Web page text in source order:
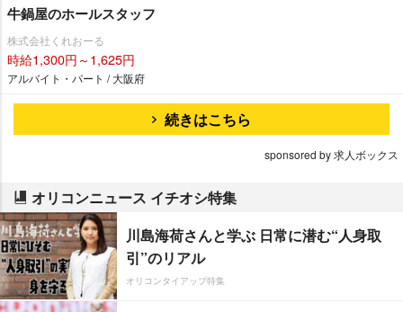
牛鍋屋のホールスタッフ
株式会社くれおーる
時給1,300円～1,625円
アルバイト・パート / 大阪府
続きはこちら
sponsored by 求人ボックス
オリコンニュース イチオシ特集
川島海荷さんと学ぶ 日常に潜む“人身取
引”のリアル
オリコンタイアップ特集